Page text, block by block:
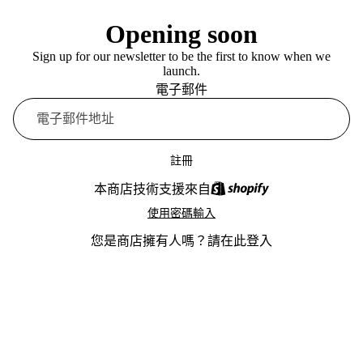
Opening soon
Sign up for our newsletter to be the first to know when we
launch.
電子郵件
註冊
本商店技術支援來自
使用密碼輸入
您是商店擁有人嗎？ 請在此登入